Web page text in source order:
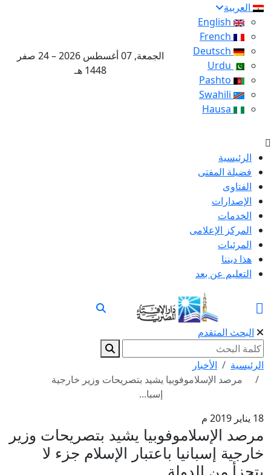
العربية
الجمعة, 07 أغسطس 2026 – 24 صفر
1448 هـ
الرئيسية
فضيلة المفتى
الفتاوى
الإصدارات
الخدمات
المركز الإعلامى
المرئيات
هذا ديننا
التعليم عن بعد
البحث المتقدم
الرئيسية
الأخبار
مرصد الإسلاموفوبيا يشيد بتصريحات وزير خارجية
إسبا...
18 يناير 2019 م
مرصد الإسلاموفوبيا يشيد بتصريحات وزير
خارجية إسبانيا باعتبار الإسلام جزء لا
يتجزأ من الدولة